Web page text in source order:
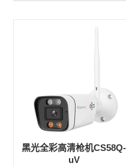
黑光全彩高清枪机CS58Q-
uV